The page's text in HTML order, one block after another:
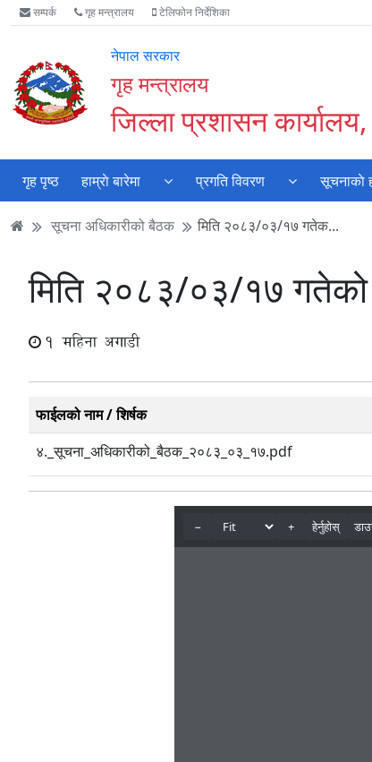
Accessibility
Mode
गर्नुहोस्
मुख्य
सामाग्री
मुख्य
नेभिगेसन
वेबसाइट
खोजमा
सम्पर्क गृह मन्त्रालय टेलिफोन निर्देशिका
नेपाल सरकार
गृह मन्त्रालय
जिल्ला प्रशासन
गृह पृष्ठ हाम्राे बारेमा प्रगति विवरण सूचनाकाे
सूचना अधिकारीको बैठक मिति २०८३/०३/१७ गतेक...
मिति २०८३/०३/१७ गतेको
1 महिना अगाडी
फाईलको नाम / शिर्षक
४._सूचना_अधिकारीको_बैठक_२०८३_०३_१७.pdf